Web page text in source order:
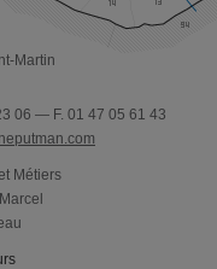
Martin
06 — F. 01 47 05 61 43
et Métiers